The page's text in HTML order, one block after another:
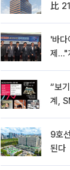
比
'바
제…"
“보
계,
9호
된다